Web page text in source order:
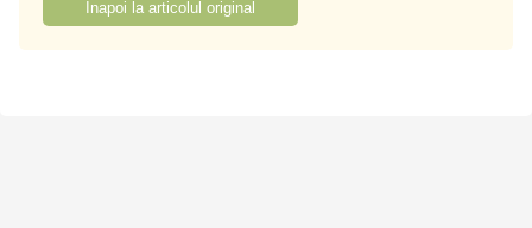
Înapoi la articolul original